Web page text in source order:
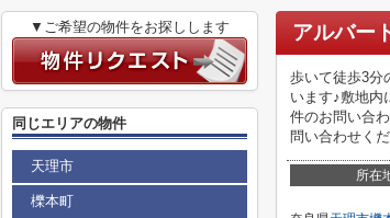
アルバー
歩いて徒歩3分
います♪敷地内
件のお問い合
問い合わせく
所在
▼ご希望の物件をお探しします
同じエリアの物件
天理市
櫟本町